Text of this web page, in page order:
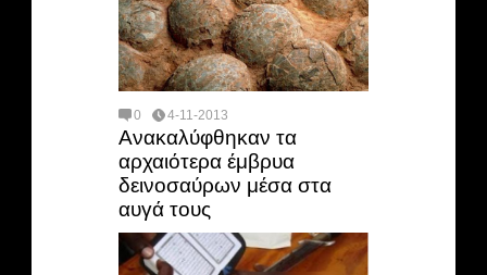
0 4-11-2013
Ανακαλύφθηκαν τα
αρχαιότερα έμβρυα
δεινοσαύρων μέσα στα
αυγά τους